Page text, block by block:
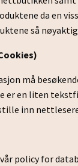
da en
så
må
er en liten
inn
vår policy for